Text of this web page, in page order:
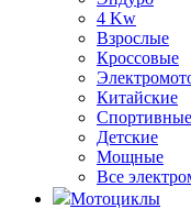
4 Kw
Взрослые
Кроссовые
Китайские
Спортивные
Детские
Мощные
Все
Мотоциклы